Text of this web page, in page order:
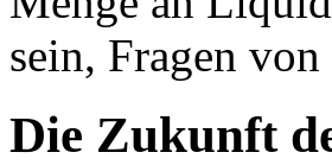
sein, Fragen
Die Zukunft